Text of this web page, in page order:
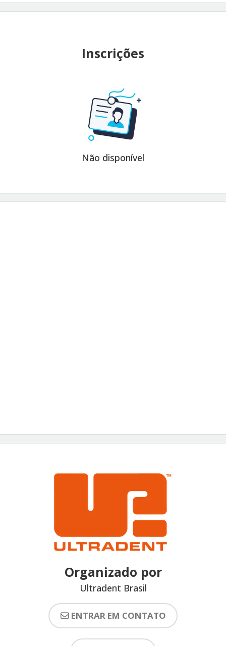
Inscrições
Não disponível
Organizado por
Ultradent Brasil
ENTRAR EM CONTATO